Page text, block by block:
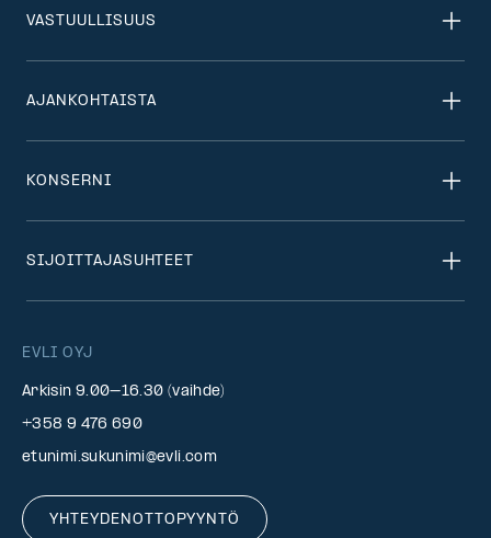
EVLI OYJ
Arkisin 9.00–16.30 (vaihde)
+358 9 476 690
etunimi.sukunimi@evli.com
YHTEYDENOTTOPYYNTÖ
VASTUULLISUUS
AJANKOHTAISTA
KONSERNI
SIJOITTAJASUHTEET